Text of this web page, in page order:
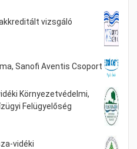
vizsgáló
Sanofi Aventis Csoport
Környezetvédelmi,
Felügyelőség
vidéki